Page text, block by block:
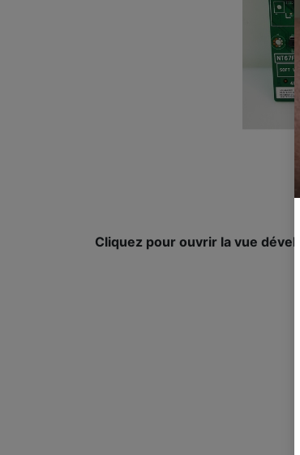
Cliquez pour ouvrir la vue